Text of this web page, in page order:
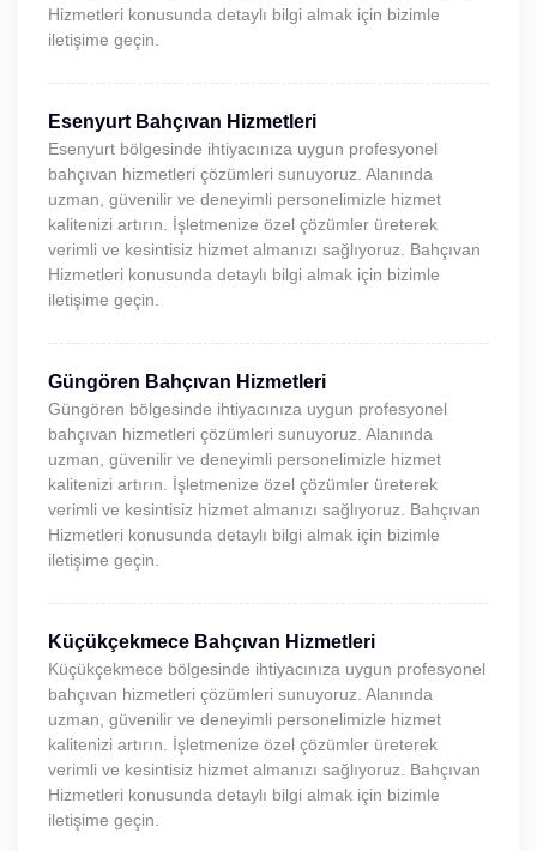
Hizmetleri konusunda detaylı bilgi almak için bizimle
iletişime geçin.
Esenyurt Bahçıvan Hizmetleri
Esenyurt bölgesinde ihtiyacınıza uygun profesyonel
bahçıvan hizmetleri çözümleri sunuyoruz. Alanında
uzman, güvenilir ve deneyimli personelimizle hizmet
kalitenizi artırın. İşletmenize özel çözümler üreterek
verimli ve kesintisiz hizmet almanızı sağlıyoruz. Bahçıvan
Hizmetleri konusunda detaylı bilgi almak için bizimle
iletişime geçin.
Güngören Bahçıvan Hizmetleri
Güngören bölgesinde ihtiyacınıza uygun profesyonel
bahçıvan hizmetleri çözümleri sunuyoruz. Alanında
uzman, güvenilir ve deneyimli personelimizle hizmet
kalitenizi artırın. İşletmenize özel çözümler üreterek
verimli ve kesintisiz hizmet almanızı sağlıyoruz. Bahçıvan
Hizmetleri konusunda detaylı bilgi almak için bizimle
iletişime geçin.
Küçükçekmece Bahçıvan Hizmetleri
Küçükçekmece bölgesinde ihtiyacınıza uygun profesyonel
bahçıvan hizmetleri çözümleri sunuyoruz. Alanında
uzman, güvenilir ve deneyimli personelimizle hizmet
kalitenizi artırın. İşletmenize özel çözümler üreterek
verimli ve kesintisiz hizmet almanızı sağlıyoruz. Bahçıvan
Hizmetleri konusunda detaylı bilgi almak için bizimle
iletişime geçin.